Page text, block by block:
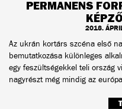
PERMANENS
2018.
Az ukrán kortárs szcéna első
bemutatkozása különleges
egy feszültségekkel teli ország
nagyrészt még mindig az